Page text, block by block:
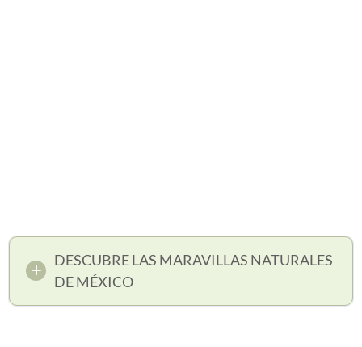
DESCUBRE LAS MARAVILLAS NATURALES
DE MÉXICO